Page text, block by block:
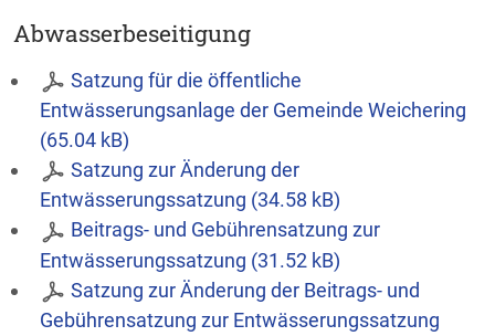
Abwasserbeseitigung
Satzung für die öffentliche
Entwässerungsanlage der Gemeinde Weichering
(65.04 kB)
Satzung zur Änderung der
Entwässerungssatzung (34.58 kB)
Beitrags- und Gebührensatzung zur
Entwässerungssatzung (31.52 kB)
Satzung zur Änderung der Beitrags- und
Gebührensatzung zur Entwässerungssatzung